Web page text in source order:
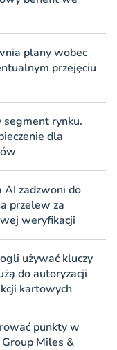
plany wobec
przejęciu
rynku.
dla
AI zadzwoni do
przelew za
weryfikacji
używać kluczy
do autoryzacji
kartowych
punkty w
Miles &